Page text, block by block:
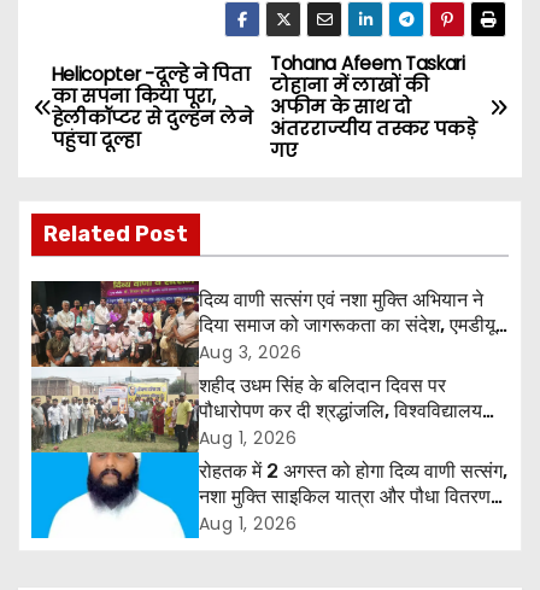
P
o
t
n
a
v
i
a
Tohana Afeem Taskari
टोहाना में लाखों की
अफीम के साथ दो
अंतरराज्यीय तस्कर पकड़े
गए
Helicopter -दूल्हे ने पिता
का सपना किया पूरा,
हेलीकॉप्टर से दुल्हन लेने
पहुंचा दूल्हा
Related Post
दिव्य वाणी सत्संग एवं नशा मुक्ति अभियान ने
दिया समाज को जागरूकता का संदेश, एमडीयू
रोहतक में हजारों लोगों ने लिया संकल्प
Aug 3, 2026
शहीद उधम सिंह के बलिदान दिवस पर
पौधारोपण कर दी श्रद्धांजलि, विश्वविद्यालय
और राजपत्रित अवकाश बहाल करने की उठी
मांग
Aug 1, 2026
रोहतक में 2 अगस्त को होगा दिव्य वाणी सत्संग,
नशा मुक्ति साइकिल यात्रा और पौधा वितरण
कार्यक्रम
Aug 1, 2026